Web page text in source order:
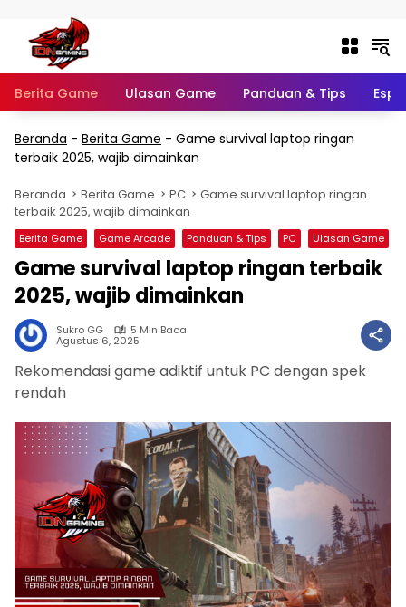
Berita Game Ulasan Game Panduan & Tips
Beranda - Berita Game - Game survival laptop ringan
terbaik 2025, wajib dimainkan
Beranda Berita Game PC
Game survival laptop ringan
terbaik 2025, wajib dimainkan
Berita Game Game Arcade Panduan & Tips PC Ulasan Game
Game survival laptop ringan terbaik
2025, wajib dimainkan
Sukro GG 5 Min Baca
Agustus 6, 2025
Rekomendasi game adiktif untuk PC dengan spek
rendah